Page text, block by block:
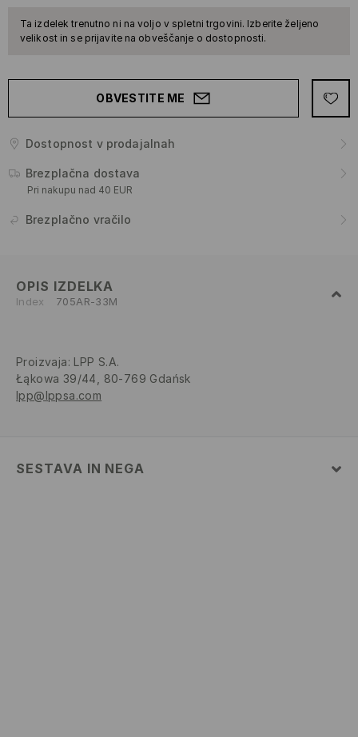
Ta izdelek trenutno ni na voljo v spletni trgovini. Izberite željeno
velikost in se prijavite na obveščanje o dostopnosti.
OBVESTITE ME
Dostopnost v prodajalnah
Brezplačna dostava
Pri nakupu nad 40 EUR
Brezplačno vračilo
OPIS IZDELKA
Index 705AR-33M
Proizvaja: LPP S.A.
Łąkowa 39/44, 80-769 Gdańsk
lpp@lppsa.com
SESTAVA IN NEGA